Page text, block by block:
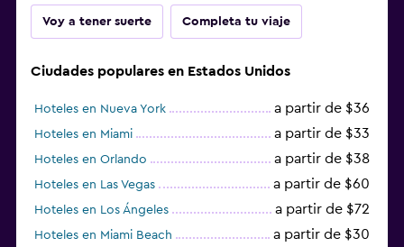
Voy a tener suerte Completa tu viaje
Ciudades populares en Estados Unidos
Hoteles en Nueva York a partir de $36
Hoteles en Miami a partir de $33
Hoteles en Orlando a partir de $38
Hoteles en Las Vegas a partir de $60
Hoteles en Los Ángeles a partir de $72
Hoteles en Miami Beach a partir de $30